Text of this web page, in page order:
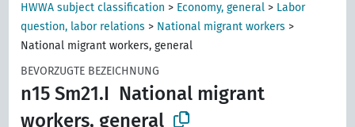
HWWA subject classification > Economy, general > Labor
question, labor relations > National migrant workers >
National migrant workers, general
BEVORZUGTE BEZEICHNUNG
n15 Sm21.I National migrant
workers, general